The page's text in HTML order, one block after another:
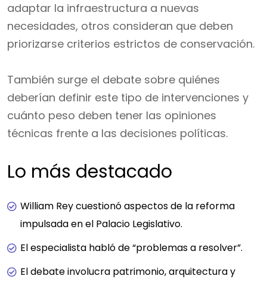
adaptar la infraestructura a nuevas
necesidades, otros consideran que deben
priorizarse criterios estrictos de conservación.
También surge el debate sobre quiénes
deberían definir este tipo de intervenciones y
cuánto peso deben tener las opiniones
técnicas frente a las decisiones políticas.
Lo más destacado
William Rey cuestionó aspectos de la reforma
impulsada en el Palacio Legislativo.
El especialista habló de “problemas a resolver”.
El debate involucra patrimonio, arquitectura y